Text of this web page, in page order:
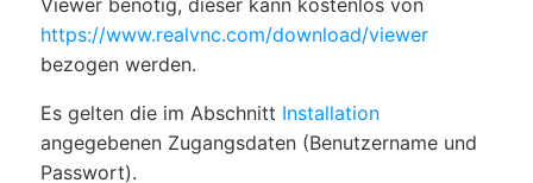
https://www.realvnc.com/download/viewer
bezogen werden.
Es gelten die im Abschnitt Installation
angegebenen Zugangsdaten (Benutzername und
Passwort).